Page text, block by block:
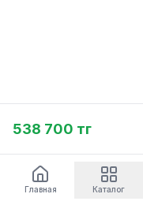
538 700 тг
Главная Каталог